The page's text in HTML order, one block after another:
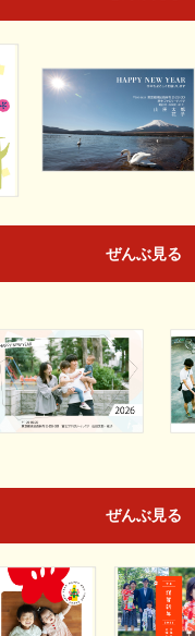
ぜんぶ見る
ぜんぶ見る